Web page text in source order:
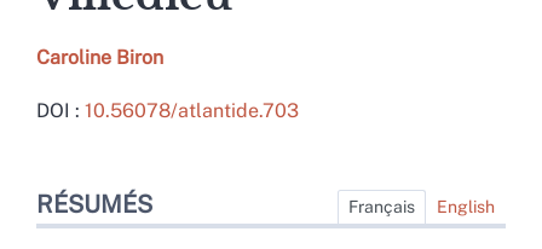
Caroline Biron
DOI : 10.56078/atlantide.703
Index
Plan
RÉSUMÉS Français English